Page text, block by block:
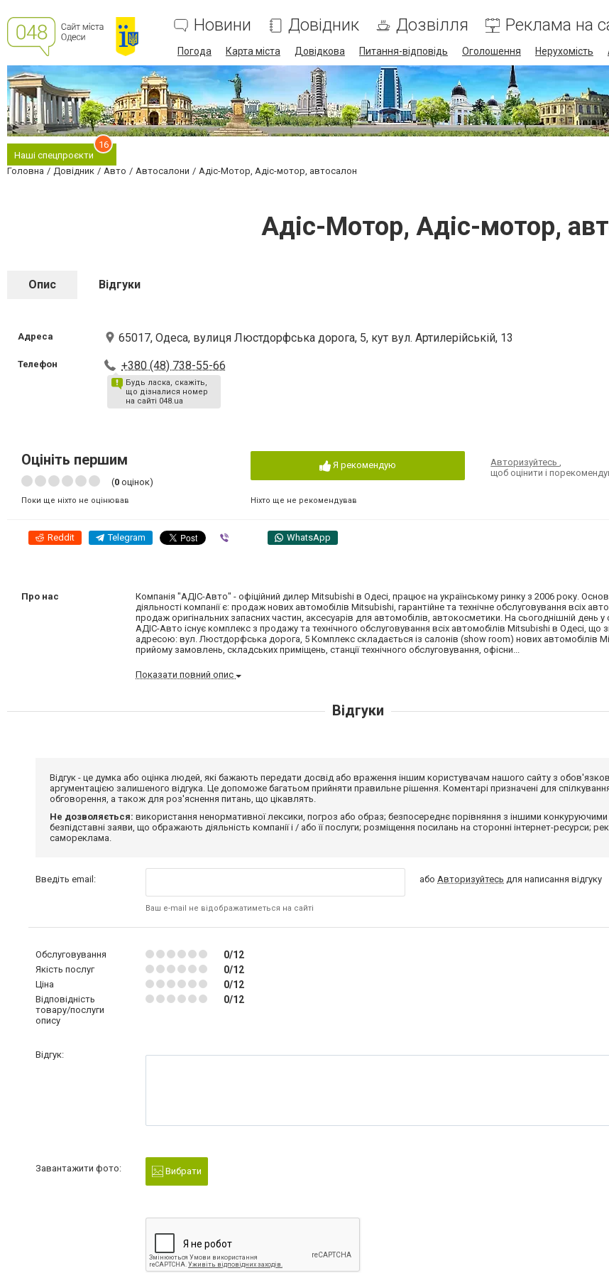
Новини Довідник Дозвілля Реклама на
Погода Карта міста Довідкова Питання-відповідь Оголошення Нерухомість
Наші спецпроєкти
16
Головна Довідник Авто Автосалони Адіс-Мотор, Адіс-мотор, автосалон
Адіс-Мотор, Адіс-мотор,
Опис Відгуки
Адреса 65017, Одеса, вулиця Люстдорфська дорога, 5, кут вул. Артилерійській, 13
Телефон +380 (48) 738-55-66
Будь ласка, скажіть,
що дізналися номер
на сайті 048.ua
Оцініть першим
(0 оцінок)
Поки ще ніхто не оцінював
Я рекомендую
Ніхто ще не рекомендував
Авторизуйтесь,
щоб оцінити і
Reddit Telegram WhatsApp
Про нас
Компанія "АДІС-Авто" - офіційний дилер Mitsubishi в Одесі, працює на українському ринку з 2006 року.
діяльності компанії є: продаж нових автомобілів Mitsubishi, гарантійне та технічне обслуговування всіх
продаж оригінальних запасних частин, аксесуарів для автомобілів, автокосметики. На сьогоднішній день у
АДІС-Авто існує комплекс з продажу та технічного обслуговування всіх автомобілів Mitsubishi в Одесі, що
адресою: вул. Люстдорфська дорога, 5 Комплекс складається із салонів (show room) нових автомобілів
прийому замовлень, складських приміщень, станції технічного обслуговування, офісни...
Показати повний опис
Відгуки
Відгук - це думка або оцінка людей, які бажають передати досвід або враження іншим користувачам нашого сайту з
аргументацією залишеного відгука. Це допоможе багатьом прийняти правильне рішення. Коментарі призначені для
обговорення, а також для роз'яснення питань, що цікавлять.
Не дозволяється: використання ненормативної лексики, погроз або образ; безпосереднє порівняння з іншими конкуруючими
безпідставні заяви, що ображають діяльність компанії і / або її послуги; розміщення посилань на сторонні інтернет-ресурси;
самореклама.
Введіть email:
Ваш e-mail не відображатиметься на сайті
або Авторизуйтесь для написання відгуку
Обслуговування 0/12
Якість послуг 0/12
Ціна 0/12
Відповідність
товару/послуги
опису
0/12
Відгук:
Завантажити фото: Вибрати